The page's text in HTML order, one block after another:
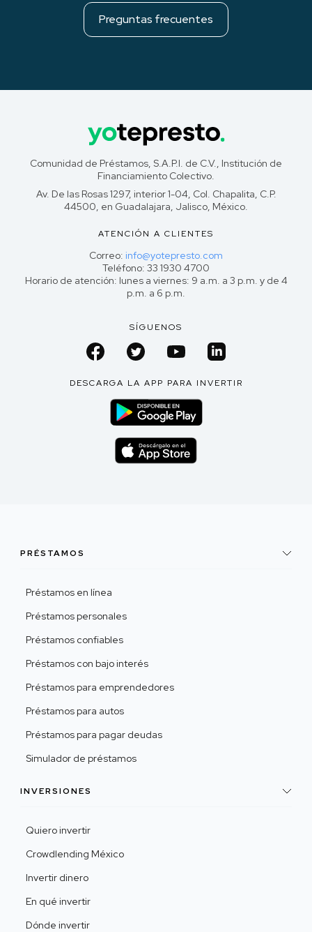
Preguntas frecuentes
Comunidad de Préstamos, S.A.P.I. de C.V., Institución de
Financiamiento Colectivo.
Av. De las Rosas 1297, interior 1-04, Col. Chapalita, C.P.
44500, en Guadalajara, Jalisco, México.
ATENCIÓN A CLIENTES
Correo: info@yotepresto.com
Teléfono: 33 1930 4700
Horario de atención: lunes a viernes: 9 a.m. a 3 p.m. y de 4
p.m. a 6 p.m.
SÍGUENOS
DESCARGA LA APP PARA INVERTIR
PRÉSTAMOS
Préstamos en línea
Préstamos personales
Préstamos confiables
Préstamos con bajo interés
Préstamos para emprendedores
Préstamos para autos
Préstamos para pagar deudas
Simulador de préstamos
INVERSIONES
Quiero invertir
Crowdlending México
Invertir dinero
En qué invertir
Dónde invertir